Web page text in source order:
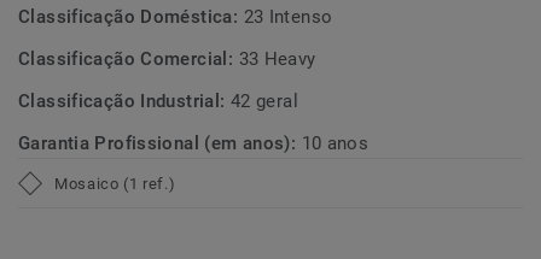
Classificação Doméstica: 23 Intenso
Classificação Comercial: 33 Heavy
Classificação Industrial: 42 geral
Garantia Profissional (em anos): 10 anos
Mosaico (1 ref.)